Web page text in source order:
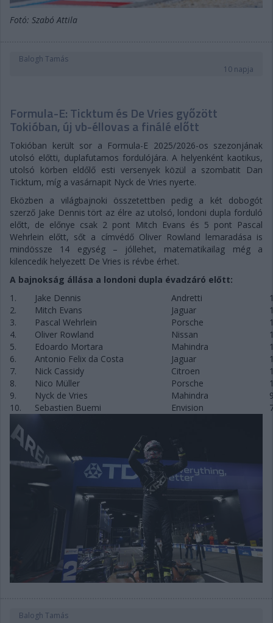
Fotó: Szabó Attila
Balogh Tamás
10 napja
Formula-E: Ticktum és De Vries győzött
Tokióban, új vb-éllovas a finálé előtt
Tokióban került sor a Formula-E 2025/2026-os szezonjának
utolsó előtti, duplafutamos fordulójára. A helyenként kaotikus,
utolsó körben eldőlő esti versenyek közül a szombatit Dan
Ticktum, míg a vasárnapit Nyck de Vries nyerte.
Eközben a világbajnoki összetettben pedig a két dobogót
szerző Jake Dennis tört az élre az utolsó, londoni dupla forduló
előtt, de előnye csak 2 pont Mitch Evans és 5 pont Pascal
Wehrlein előtt, sőt a címvédő Oliver Rowland lemaradása is
mindössze 14 egység – jóllehet, matematikailag még a
kilencedik helyezett De Vries is révbe érhet.
A bajnokság állása a londoni dupla évadzáró előtt:
1.
Jake Dennis Andretti
2.
Mitch Evans Jaguar
3.
Pascal Wehrlein Porsche
4.
Oliver Rowland Nissan
5.
Edoardo Mortara Mahindra
6.
Antonio Felix da Costa Jaguar
7.
Nick Cassidy Citroen
8.
Nico Müller Porsche
9.
Nyck de Vries Mahindra
10.
Sebastien Buemi Envision
Balogh Tamás